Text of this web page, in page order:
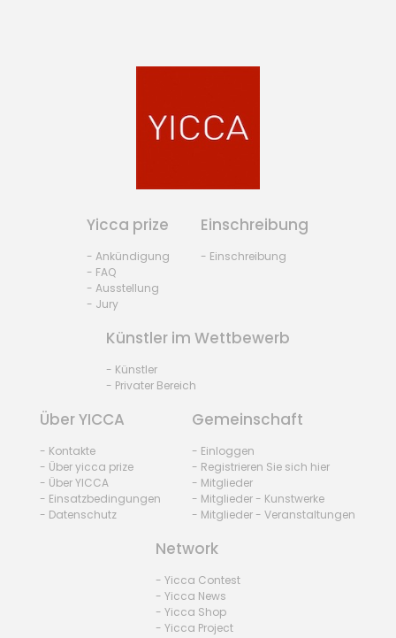
Yicca prize
- Ankündigung
- FAQ
- Ausstellung
- Jury
Einschreibung
- Einschreibung
Künstler im Wettbewerb
- Künstler
- Privater Bereich
Über YICCA
- Kontakte
- Über yicca prize
- Über YICCA
- Einsatzbedingungen
- Datenschutz
Gemeinschaft
- Einloggen
- Registrieren Sie sich hier
- Mitglieder
- Mitglieder - Kunstwerke
- Mitglieder - Veranstaltungen
Network
- Yicca Contest
- Yicca News
- Yicca Shop
- Yicca Project